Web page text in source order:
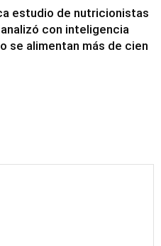
estudio de nutricionistas
con inteligencia
se alimentan más de cien